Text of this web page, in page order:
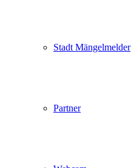
Stadt Mängelmelder
Partner